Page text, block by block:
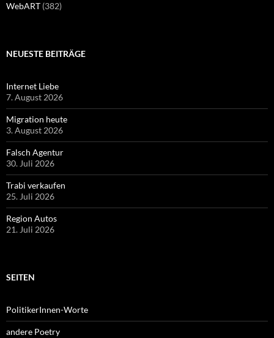
WebART (382)
NEUESTE BEITRÄGE
Internet Liebe
7. August 2026
Migration heute
3. August 2026
Falsch Agentur
30. Juli 2026
Trabi verkaufen
25. Juli 2026
Region Autos
21. Juli 2026
SEITEN
PolitikerInnen-Worte
andere Poetry